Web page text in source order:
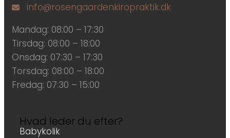
info@rosengaardenkiropraktik.dk
Mandag: 08:00 – 17:30
Tirsdag: 08:00 – 18:00
Onsdag: 07:30 – 17:30
Torsdag: 08:00 – 18:00
Fredag: 07:30 – 15:00
Hvad leder du efter?
Babykolik